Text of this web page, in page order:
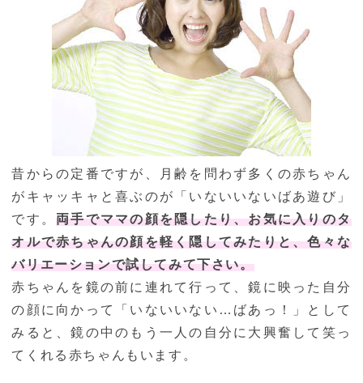
昔からの定番ですが、月齢を問わず多くの赤ちゃん
がキャッキャと喜ぶのが「いないいないばあ遊び」
です。両手でママの顔を隠したり、お気に入りのタ
オルで赤ちゃんの顔を軽く隠してみたりと、色々な
バリエーションで試してみて下さい。
赤ちゃんを鏡の前に連れて行って、鏡に映った自分
の顔に向かって「いないいない…ばあっ！」として
みると、鏡の中のもう一人の自分に大興奮して笑っ
てくれる赤ちゃんもいます。